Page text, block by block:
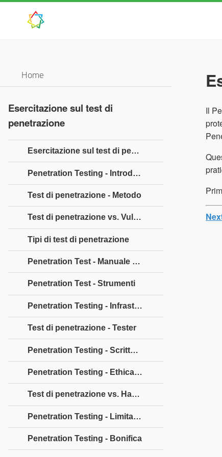
Il
Home
Esercitazione sul test di
penetrazione
Esercitazione sul test di penetrazione
Penetration Testing - Introduzione
Test di penetrazione - Metodo
Test di penetrazione vs. Vulnerabilità
Tipi di test di penetrazione
Penetration Test - Manuale e automatizzato
Penetration Test - Strumenti
Penetration Testing - Infrastruttura
Test di penetrazione - Tester
Penetration Testing - Scrittura di report
Penetration Testing - Ethical Hacking
Test di penetrazione vs. Hacking etico
Penetration Testing - Limitazioni
Penetration Testing - Bonifica